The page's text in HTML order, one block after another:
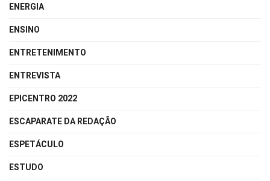
ENERGIA
ENSINO
ENTRETENIMENTO
ENTREVISTA
EPICENTRO 2022
ESCAPARATE DA REDAÇÃO
ESPETÁCULO
ESTUDO